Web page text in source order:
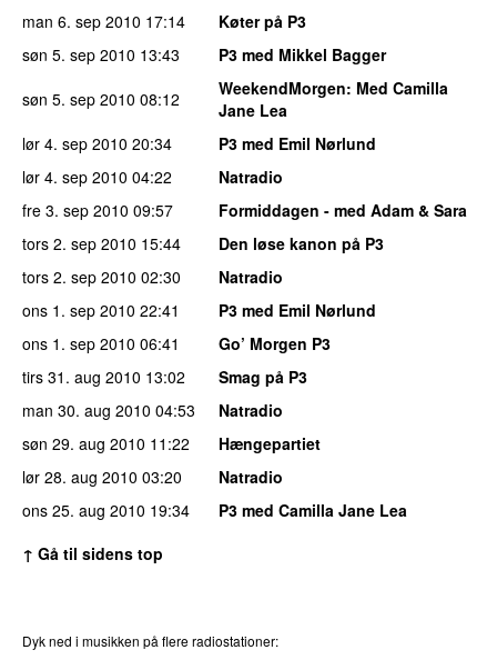
man 6. sep 2010 17:14
Køter på P3
søn 5. sep 2010 13:43
P3 med Mikkel Bagger
søn 5. sep 2010 08:12 WeekendMorgen: Med Camilla
Jane Lea
lør 4. sep 2010 20:34
P3 med Emil Nørlund
lør 4. sep 2010 04:22
Natradio
fre 3. sep 2010 09:57
Formiddagen - med Adam & Sara
tors 2. sep 2010 15:44
Den løse kanon på P3
tors 2. sep 2010 02:30
Natradio
ons 1. sep 2010 22:41
P3 med Emil Nørlund
ons 1. sep 2010 06:41
Go’ Morgen P3
tirs 31. aug 2010 13:02
Smag på P3
man 30. aug 2010 04:53
Natradio
søn 29. aug 2010 11:22
Hængepartiet
lør 28. aug 2010 03:20
Natradio
ons 25. aug 2010 19:34
P3 med Camilla Jane Lea
↑ Gå til sidens top
Dyk ned i musikken på flere radiostationer: